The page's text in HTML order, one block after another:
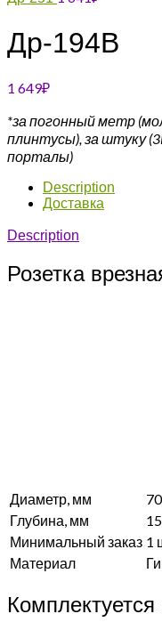
Др-194В
1 649₽
*за погонный метр
плинтусы),за штуку
порталы)
Description
Доставка
Description
Розетка
Диаметр, мм
Глубина, мм
15
Минимальный заказ 1
Материал
Комплектуется